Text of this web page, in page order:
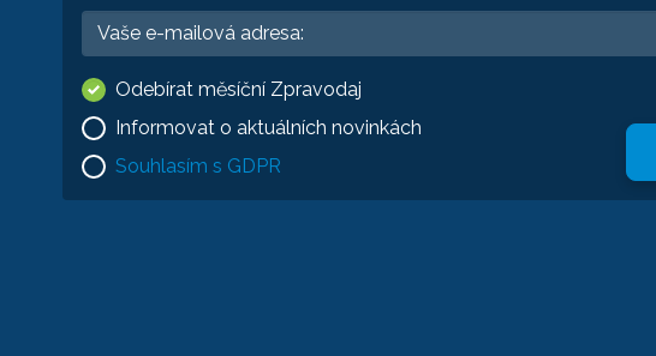
Odebírat měsíční Zpravodaj
Informovat o aktuálních novinkách
Souhlasím s GDPR